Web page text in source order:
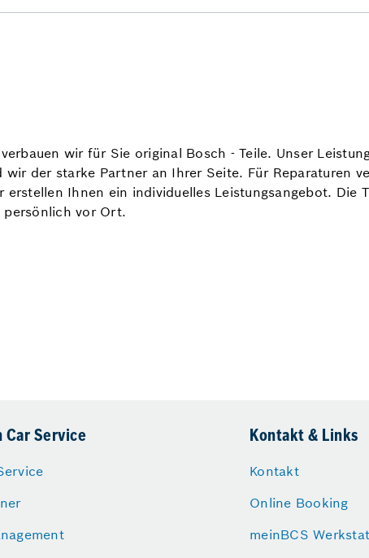
wir für Sie original Bosch - Teile. Unser
der starke Partner an Ihrer Seite. Für Reparaturen
Ihnen ein individuelles Leistungsangebot. Die
persönlich vor Ort.
Car Service Kontakt & Links
Kontakt
Online Booking
meinBCS